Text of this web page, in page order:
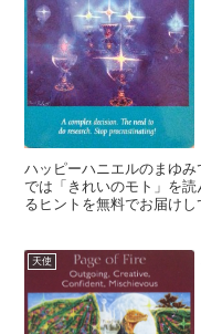
ハッピーハニエルのまゆ
では「きれいのモト」を
るヒントを無料でお届け
天使